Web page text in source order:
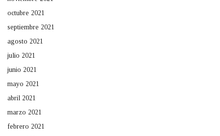
octubre 2021
septiembre 2021
agosto 2021
julio 2021
junio 2021
mayo 2021
abril 2021
marzo 2021
febrero 2021